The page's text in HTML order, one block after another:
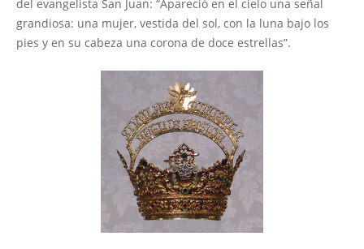
del evangelista San Juan: “Apareció en el cielo una señal
grandiosa: una mujer, vestida del sol, con la luna bajo los
pies y en su cabeza una corona de doce estrellas”.